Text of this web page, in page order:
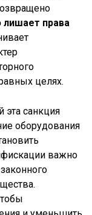
лишает права
целях.
эта санкция
оборудования
важно